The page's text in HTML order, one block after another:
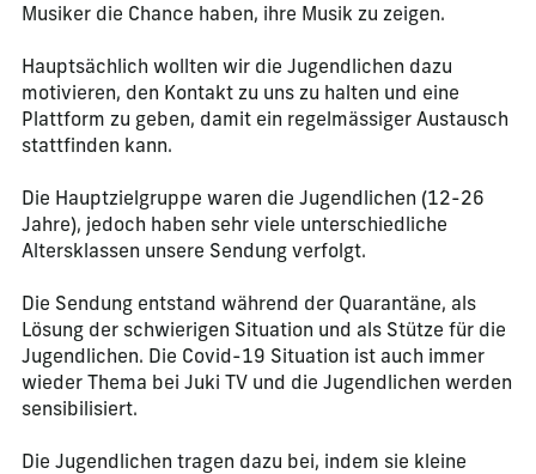
Musiker die Chance haben, ihre Musik zu zeigen.
Hauptsächlich wollten wir die Jugendlichen dazu
motivieren, den Kontakt zu uns zu halten und eine
Plattform zu geben, damit ein regelmässiger Austausch
stattfinden kann.
Die Hauptzielgruppe waren die Jugendlichen (12-26
Jahre), jedoch haben sehr viele unterschiedliche
Altersklassen unsere Sendung verfolgt.
Die Sendung entstand während der Quarantäne, als
Lösung der schwierigen Situation und als Stütze für die
Jugendlichen. Die Covid-19 Situation ist auch immer
wieder Thema bei Juki TV und die Jugendlichen werden
sensibilisiert.
Die Jugendlichen tragen dazu bei, indem sie kleine